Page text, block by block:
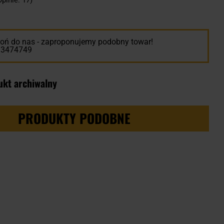
do nas - zaproponujemy podobny towar!
archiwalny
PRODUKTY PODOBNE